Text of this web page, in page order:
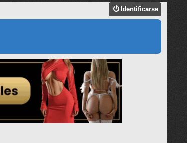
Identificarse